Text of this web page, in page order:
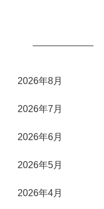
2026年8月
2026年7月
2026年6月
2026年5月
2026年4月